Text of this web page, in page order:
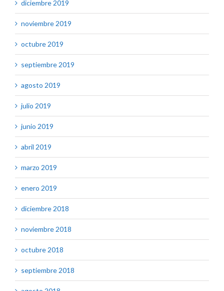
diciembre 2019
noviembre 2019
octubre 2019
septiembre 2019
agosto 2019
julio 2019
junio 2019
abril 2019
marzo 2019
enero 2019
diciembre 2018
noviembre 2018
octubre 2018
septiembre 2018